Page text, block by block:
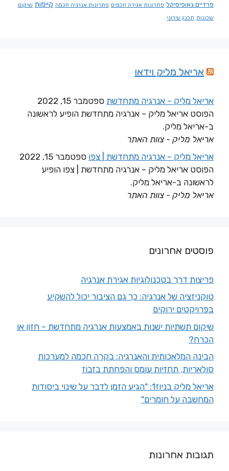
פרדיים גאופיסיקל פתרונות אגירה חכמים פתרונות אנרגיה חכמה קיימות שיקום
שכונות תכנון עירוני
אריאל מליק וידאו
אריאל מליק – אנרגיה מתחדשת ספטמבר 15, 2022
הפוסט אריאל מליק – אנרגיה מתחדשת הופיע לראשונה
ב-אריאל מליק.
אריאל מליק - צוות האתר
אריאל מליק – אנרגיה מתחדשת | צפו ספטמבר 15, 2022
הפוסט אריאל מליק – אנרגיה מתחדשת | צפו הופיע
לראשונה ב-אריאל מליק.
אריאל מליק - צוות האתר
פוסטים אחרונים
פריצות דרך בטכנולוגיות אגירת אנרגיה
טוקניזציה של אנרגיה: כך גם הציבור יכול להשקיע
בפרויקטים ירוקים
שיקום תשתיות ישנות באמצעות אנרגיה מתחדשת – חזון או
הכרח?
הבינה המלאכותית והאנרגיה: בקרה חכמה למערכות
סולאריות, תחזיות עומס והפחתת בזבוז
אריאל מליק בניוז1: "הגיע הזמן לדבר על שינוי ביסודות
המחשבה על חומרים"
תגובות אחרונות